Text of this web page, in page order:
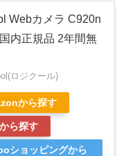
Webカメラ C920n
内正規品 2年間無
ロジクール)
から探す
ら探す
ショッピングから